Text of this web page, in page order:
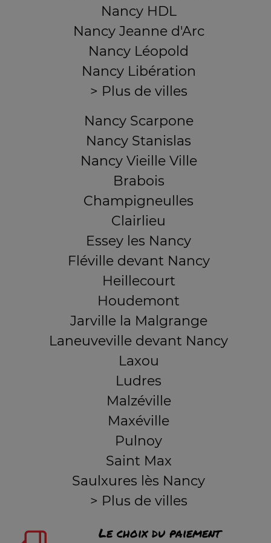
Nancy HDL
Nancy Jeanne d'Arc
Nancy Léopold
Nancy Libération
> Plus de villes
Nancy Scarpone
Nancy Stanislas
Nancy Vieille Ville
Brabois
Champigneulles
Clairlieu
Essey les Nancy
Fléville devant Nancy
Heillecourt
Houdemont
Jarville la Malgrange
Laneuveville devant Nancy
Laxou
Ludres
Malzéville
Maxéville
Pulnoy
Saint Max
Saulxures lès Nancy
> Plus de villes
Le choix du paiement